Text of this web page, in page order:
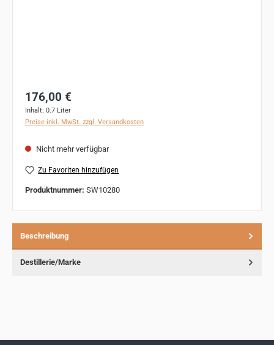
Regulärer Preis:
176,00 €
Inhalt: 0.7 Liter
Preise inkl. MwSt. zzgl. Versandkosten
Nicht mehr verfügbar
Zu Favoriten hinzufügen
Produktnummer: SW10280
Beschreibung
Destillerie/Marke